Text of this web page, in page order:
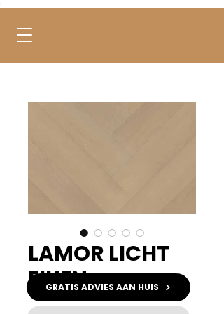
;
LAMOR LICHT
EIKEN
Kleur *
GRATIS ADVIES AAN HUIS